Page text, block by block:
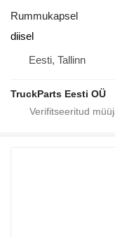
Rummukapsel
diisel
Eesti, Tallinn
TruckParts Eesti OÜ